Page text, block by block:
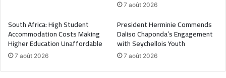
7 août 2026
South Africa: High Student
Accommodation Costs Making
Higher Education Unaffordable
7 août 2026
President Herminie Commends
Daliso Chaponda’s Engagement
with Seychellois Youth
7 août 2026